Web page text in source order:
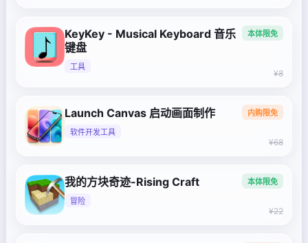
KeyKey - Musical Keyboard 音乐
键盘
工具
本体限免
¥8
Launch Canvas 启动画面制作
软件开发工具
内购限免
¥68
我的方块奇迹-Rising Craft
冒险
本体限免
¥22